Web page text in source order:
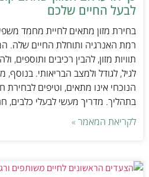
לבעל החיים שלכם
בחירת מזון מתאים לחיית מחמד
רמת האנרגיה ותוחלת החיים שלה.
תוויות מזון, להבין רכיבים ותוספים,
לגיל, לגודל ולמצב הבריאותי. בנוסף,
הנוכחי אינו מתאים, וטיפים
בתהליך. מדריך מעשי לבעלי כלבים,
לקריאת המאמר »